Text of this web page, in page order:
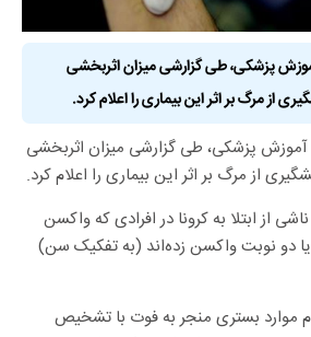
پزشکی، طی گزارشی میزان اثربخشی
از مرگ بر اثر این بیماری را اعلام کرد.
پزشکی، طی گزارشی میزان اثربخشی
از مرگ بر اثر این بیماری را اعلام کرد.
از ابتلا به کرونا در افرادی که واکسن
یا دو نوبت واکسن زده‌اند (به تفکیک سن)
موارد بستری منجر به فوت با تشخیص